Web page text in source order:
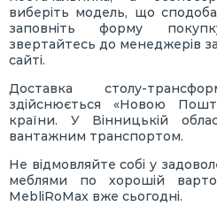
виберіть модель, що
заповніть форму
звертайтесь до менеджерів
сайті.
Доставка столу-
здійснюється «Новою
країни. У Вінницькій
вантажним транспортом.
Не відмовляйте собі у
меблями по хорошій
MebliRoMaх вже сьогодні.